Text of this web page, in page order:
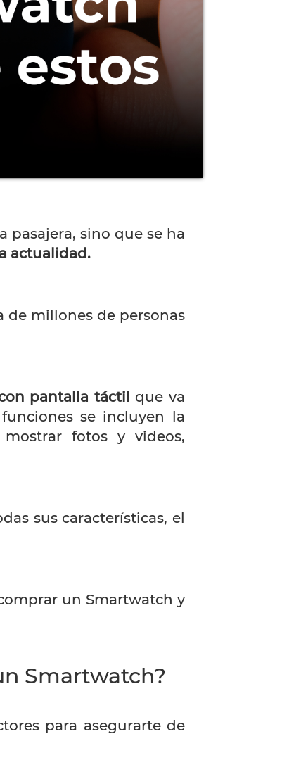
pasajera, sino que se ha
actualidad.
de millones de personas
pantalla táctilque va
se incluyen la
fotos y videos,
sus características, el
un Smartwatch y
Smartwatch?
para asegurarte de